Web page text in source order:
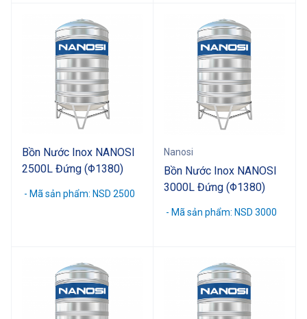
Bồn Nước Inox NANOSI
2500L Đứng (Φ1380)
- Mã sản phẩm: NSD 2500
Nanosi
Bồn Nước Inox NANOSI
3000L Đứng (Φ1380)
- Mã sản phẩm: NSD 3000